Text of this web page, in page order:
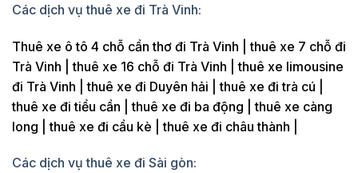
Các dịch vụ thuê xe đi Trà Vinh:
Thuê xe ô tô 4 chỗ cần thơ đi Trà Vinh | thuê xe 7 chỗ đi
Trà Vinh | thuê xe 16 chỗ đi Trà Vinh | thuê xe limousine
đi Trà Vinh | thuê xe đi Duyên hải | thuê xe đi trà cú |
thuê xe đi tiểu cần | thuê xe đi ba động | thuê xe càng
long | thuê xe đi cầu kè | thuê xe đi châu thành |
Các dịch vụ thuê xe đi Sài gòn: